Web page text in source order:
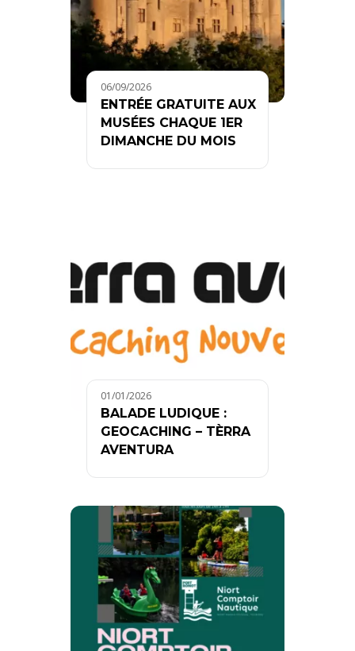
06/09/2026
ENTRÉE GRATUITE AUX
MUSÉES CHAQUE 1ER
DIMANCHE DU MOIS
01/01/2026
BALADE LUDIQUE :
GEOCACHING – TÈRRA
AVENTURA